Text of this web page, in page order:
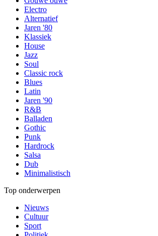
Electro
Alternatief
Jaren '80
Klassiek
House
Jazz
Soul
Classic rock
Blues
Latin
Jaren '90
R&B
Balladen
Gothic
Punk
Hardrock
Salsa
Dub
Minimalistisch
Top onderwerpen
Nieuws
Cultuur
Sport